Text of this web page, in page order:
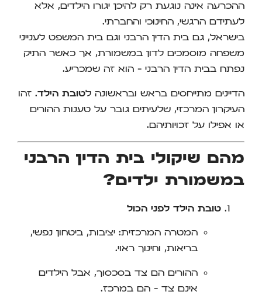
ההכרעה אינה נוגעת רק להיכן יגורו הילדים, אלא
לעתידם הרגשי, החינוכי והחברתי.
בישראל, גם בית הדין הרבני וגם בית המשפט לענייני
משפחה מוסמכים לדון במשמורת, אך כאשר התיק
נפתח בבית הדין הרבני – הוא זה שמכריע.
הדיינים מתייחסים בראש ובראשונה לטובת הילד. זהו
העיקרון המרכזי, שלעיתים גובר על טענות ההורים
או אפילו על זכויותיהם.
מהם שיקולי בית הדין הרבני
במשמורת ילדים?
טובת הילד לפני הכול
המטרה המרכזית: יציבות, ביטחון נפשי,
בריאות, וחינוך ראוי.
ההורים הם צד בסכסוך, אבל הילדים
אינם צד – הם במרכז.